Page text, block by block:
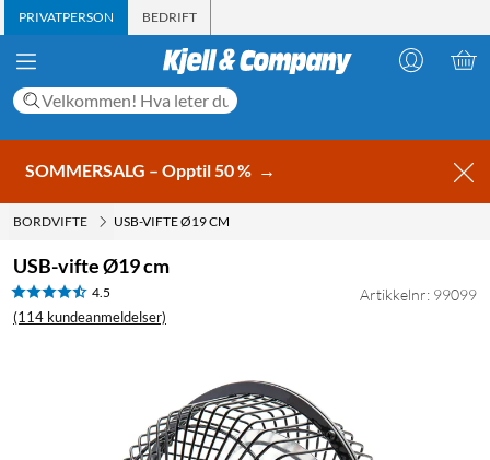
PRIVATPERSON BEDRIFT
SOMMERSALG – Opptil 50 % →
BORDVIFTE USB-VIFTE Ø19 CM
USB-vifte Ø19 cm
4.5
(114 kundeanmeldelser)
Artikkelnr: 99099